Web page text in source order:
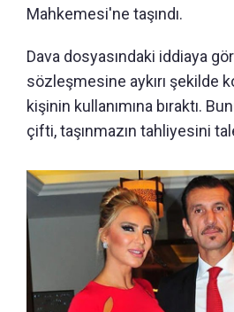
Mahkemesi'ne taşındı.
Dava dosyasındaki iddiaya
sözleşmesine aykırı şekilde
kişinin kullanımına bıraktı.
çifti, taşınmazın tahliyesini